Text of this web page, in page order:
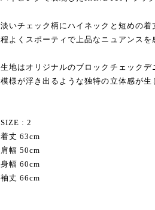
淡いチェック柄にハイネックと短めの着
程よくスポーティで上品なニュアンスを
生地はオリジナルのブロックチェック
模様が浮き出るような独特の立体感が生
SIZE : 2
着丈 63cm
肩幅 50cm
身幅 60cm
袖丈 66cm